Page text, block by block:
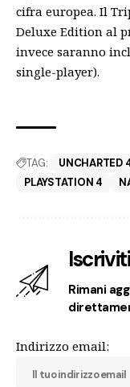
cifra europea. Il
Deluxe Edition al
invece saranno
single-player).
TAG: UNCHARTED
PLAYSTATION 4
Rimani
Indirizzo email: